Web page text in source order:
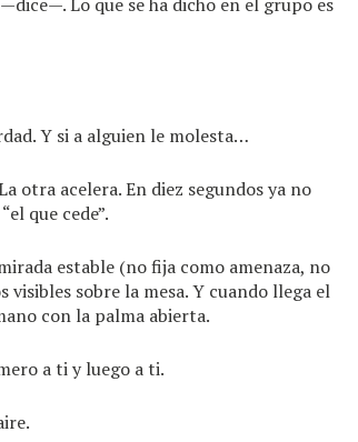
Y si a alguien le molesta…
otra acelera. En diez segundos ya no
que cede”.
estable (no fija como amenaza, no
visibles sobre la mesa. Y cuando llega el
con la palma abierta.
a ti y luego a ti.